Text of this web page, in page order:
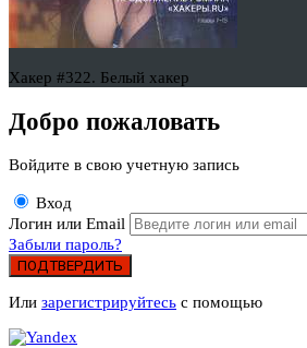
Хакер #322. Белый хакер
Добро пожаловать
Войдите в свою учетную запись
Вход
Логин или Email
Забыли пароль?
ПОДТВЕРДИТЬ
Или зарегистрируйтесь с помощью